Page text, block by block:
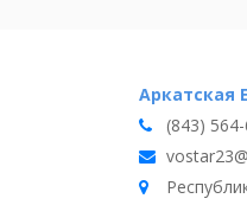
Аркатская
(843)